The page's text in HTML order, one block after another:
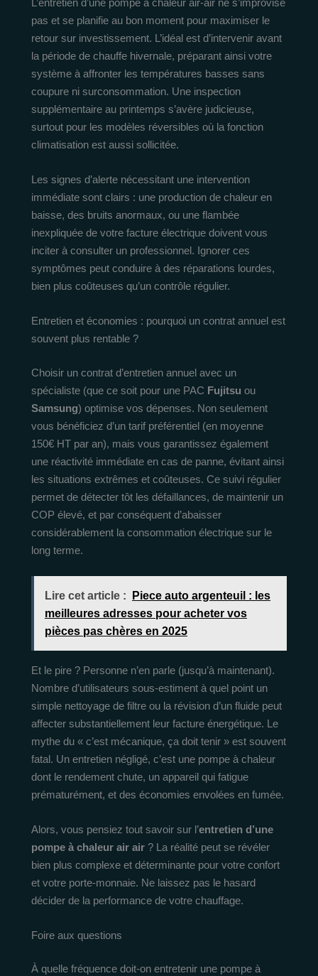
L’entretien d’une pompe à chaleur air-air ne s’improvise
pas et se planifie au bon moment pour maximiser le
retour sur investissement. L’idéal est d’intervenir avant
la période de chauffe hivernale, préparant ainsi votre
système à affronter les températures basses sans
coupure ni surconsommation. Une inspection
supplémentaire au printemps s’avère judicieuse,
surtout pour les modèles réversibles où la fonction
climatisation est aussi sollicitée.
Les signes d’alerte nécessitant une intervention
immédiate sont clairs : une production de chaleur en
baisse, des bruits anormaux, ou une flambée
inexpliquée de votre facture électrique doivent vous
inciter à consulter un professionnel. Ignorer ces
symptômes peut conduire à des réparations lourdes,
bien plus coûteuses qu’un contrôle régulier.
Entretien et économies : pourquoi un contrat annuel est
souvent plus rentable ?
Choisir un contrat d’entretien annuel avec un
spécialiste (que ce soit pour une PAC Fujitsu ou
Samsung) optimise vos dépenses. Non seulement
vous bénéficiez d’un tarif préférentiel (en moyenne
150€ HT par an), mais vous garantissez également
une réactivité immédiate en cas de panne, évitant ainsi
les situations extrêmes et coûteuses. Ce suivi régulier
permet de détecter tôt les défaillances, de maintenir un
COP élevé, et par conséquent d’abaisser
considérablement la consommation électrique sur le
long terme.
Lire cet article :
Piece auto argenteuil : les
meilleures adresses pour acheter vos
pièces pas chères en 2025
Et le pire ? Personne n’en parle (jusqu’à maintenant).
Nombre d’utilisateurs sous-estiment à quel point un
simple nettoyage de filtre ou la révision d’un fluide peut
affecter substantiellement leur facture énergétique. Le
mythe du « c’est mécanique, ça doit tenir » est souvent
fatal. Un entretien négligé, c’est une pompe à chaleur
dont le rendement chute, un appareil qui fatigue
prématurément, et des économies envolées en fumée.
Alors, vous pensiez tout savoir sur l’entretien d’une
pompe à chaleur air air ? La réalité peut se révéler
bien plus complexe et déterminante pour votre confort
et votre porte-monnaie. Ne laissez pas le hasard
décider de la performance de votre chauffage.
Foire aux questions
À quelle fréquence doit-on entretenir une pompe à